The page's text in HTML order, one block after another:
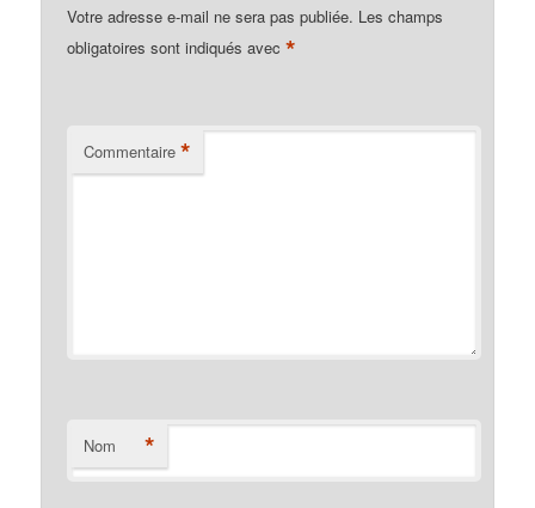
Votre adresse e-mail ne sera pas publiée. Les champs
obligatoires sont indiqués avec*
Commentaire *
Nom *